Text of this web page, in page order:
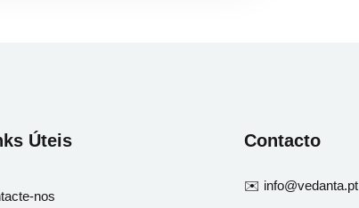
Úteis
nos
Contacto
✉️ info@vedanta.pt